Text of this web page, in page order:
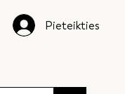
Pieteikties